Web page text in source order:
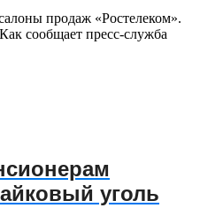
продаж «Ростелеком».
сообщает пресс-служба
уголь